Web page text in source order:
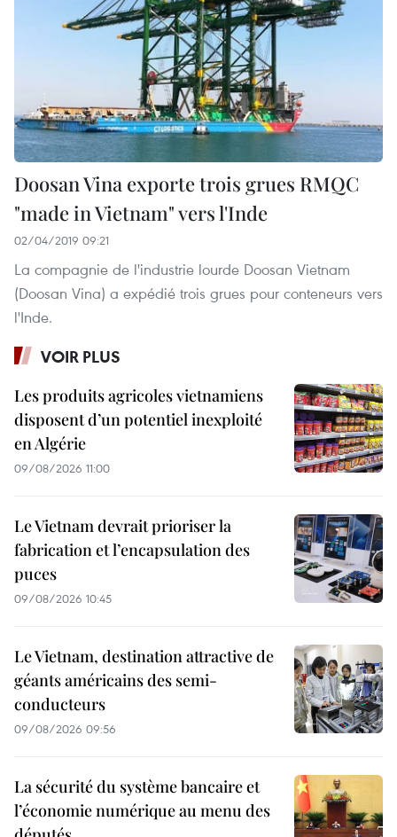
Doosan Vina exporte trois grues RMQC
"made in Vietnam" vers l'Inde
02/04/2019 09:21
La compagnie de l'industrie lourde Doosan Vietnam
(Doosan Vina) a expédié trois grues pour conteneurs vers
l'Inde.
VOIR PLUS
Les produits agricoles vietnamiens
disposent d’un potentiel inexploité
en Algérie
09/08/2026 11:00
Le Vietnam devrait prioriser la
fabrication et l’encapsulation des
puces
09/08/2026 10:45
Le Vietnam, destination attractive de
géants américains des semi-
conducteurs
09/08/2026 09:56
La sécurité du système bancaire et
l’économie numérique au menu des